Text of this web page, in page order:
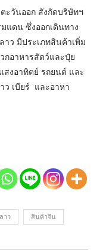
ะวันออก สังกัดบริษัทฯ
แดน ซึ่งออกเดินทาง
าว มีประเภทสินค้าเพิ่ม
กอาหารสัตว์และปุ๋ย
งอาทิตย์ รถยนต์ และ
ว เบียร์ และอาหา
าว สินค้าจีน